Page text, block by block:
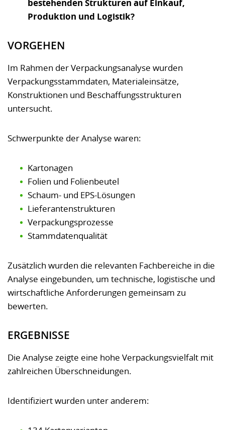
bestehenden Strukturen auf Einkauf,
Produktion und Logistik?
VORGEHEN
Im Rahmen der Verpackungsanalyse wurden
Verpackungsstammdaten, Materialeinsätze,
Konstruktionen und Beschaffungsstrukturen
untersucht.
Schwerpunkte der Analyse waren:
Kartonagen
Folien und Folienbeutel
Schaum- und EPS-Lösungen
Lieferantenstrukturen
Verpackungsprozesse
Stammdatenqualität
Zusätzlich wurden die relevanten Fachbereiche in die
Analyse eingebunden, um technische, logistische und
wirtschaftliche Anforderungen gemeinsam zu
bewerten.
ERGEBNISSE
Die Analyse zeigte eine hohe Verpackungsvielfalt mit
zahlreichen Überschneidungen.
Identifiziert wurden unter anderem: